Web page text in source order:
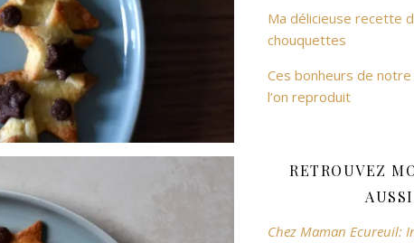
Ma délicieuse recette
chouquettes
Ces bonheurs de
l’on reproduit
RETROUVEZ
AUSSI
Chez Maman Ecureuil: